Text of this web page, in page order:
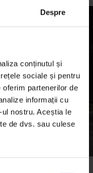
Despre
conținutul și
sociale și pentru
partenerilor de
informații cu
nostru. Aceștia le
de dvs. sau culese